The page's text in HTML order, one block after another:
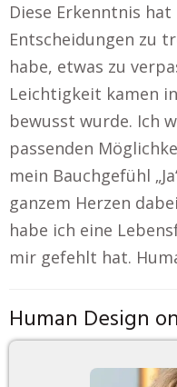
Diese Erkenntnis
Entscheidungen zu
habe, etwas zu
Leichtigkeit kamen
bewusst wurde. Ich
passenden
mein Bauchgefühl
ganzem Herzen
habe ich eine
mir gefehlt hat.
Human Design